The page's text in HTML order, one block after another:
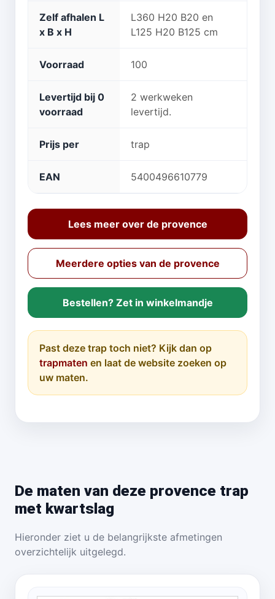
Zelf afhalen L
x B x H
L360 H20 B20 en
L125 H20 B125 cm
Voorraad 100
Levertijd bij 0
voorraad
2 werkweken
levertijd.
Prijs per trap
EAN 5400496610779
Lees meer over de provence
Meerdere opties van de provence
Bestellen? Zet in winkelmandje
Past deze trap toch niet? Kijk dan op
trapmaten en laat de website zoeken op
uw maten.
De maten van deze provence trap
met kwartslag
Hieronder ziet u de belangrijkste afmetingen
overzichtelijk uitgelegd.